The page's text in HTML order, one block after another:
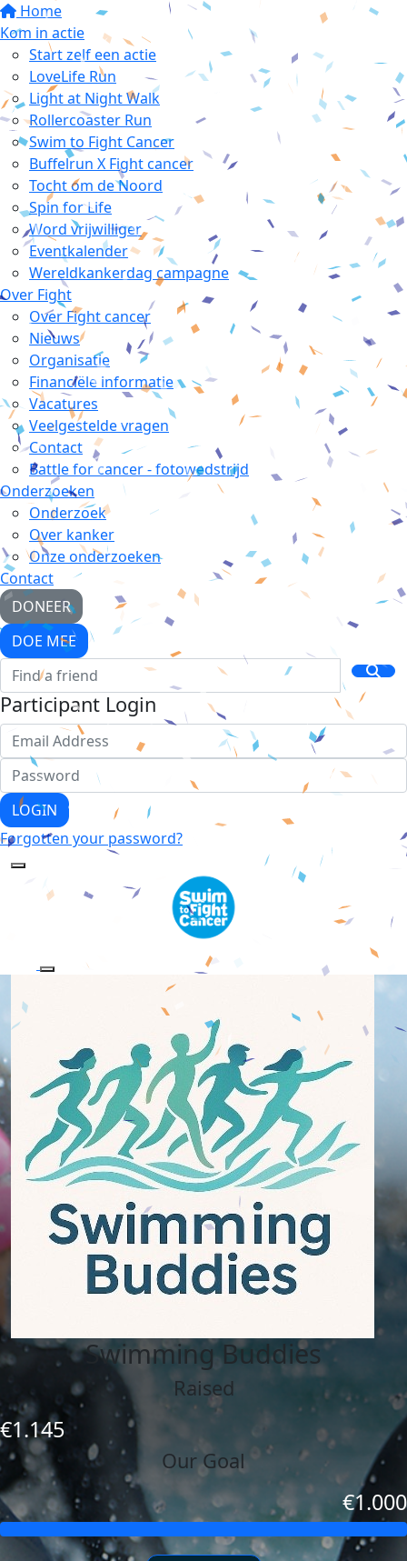
Home
Kom in actie
Start zelf een actie
LoveLife Run
Light at Night Walk
Rollercoaster Run
Swim to Fight Cancer
Buffelrun X Fight cancer
Tocht om de Noord
Spin for Life
Word vrijwilliger
Eventkalender
Wereldkankerdag campagne
Over Fight
Over Fight cancer
Nieuws
Organisatie
Financiële informatie
Vacatures
Veelgestelde vragen
Contact
Battle for cancer - fotowedstrijd
Onderzoeken
Onderzoek
Over kanker
Onze onderzoeken
Contact
DONEER
DOE MEE
Participant Login
LOGIN
Forgotten your password?
Swimming Buddies
Raised
€1.145
Our Goal
€1.000